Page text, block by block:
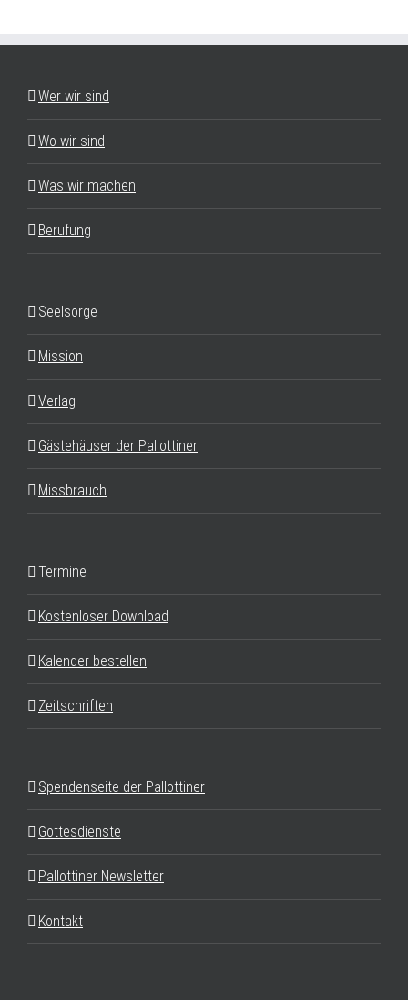
Wer wir sind
Wo wir sind
Was wir machen
Berufung
Seelsorge
Mission
Verlag
Gästehäuser der Pallottiner
Missbrauch
Termine
Kostenloser Download
Kalender bestellen
Zeitschriften
Spendenseite der Pallottiner
Gottesdienste
Pallottiner Newsletter
Kontakt